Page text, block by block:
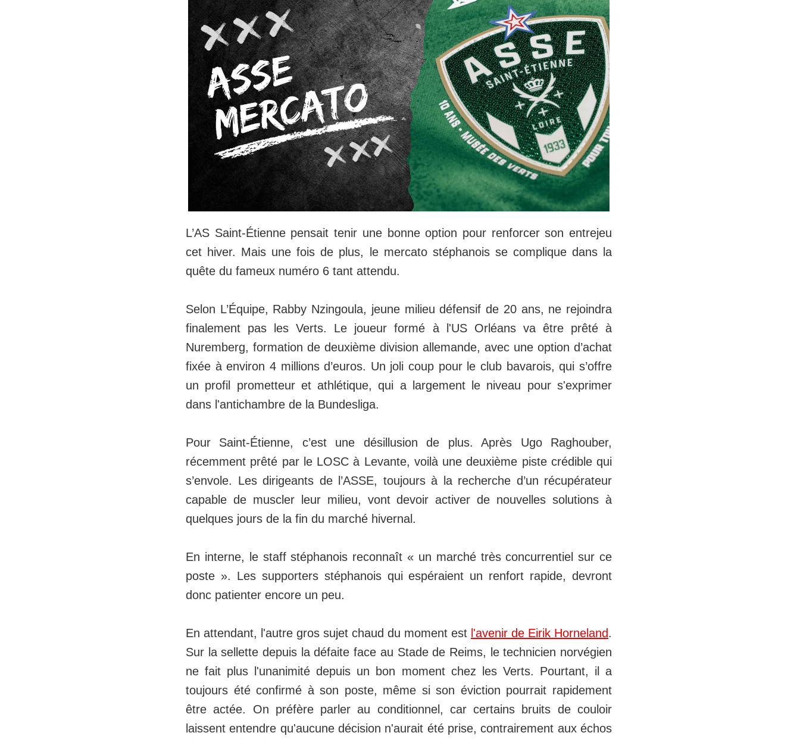
L’AS Saint‑Étienne pensait tenir une bonne option pour renforcer son entrejeu
cet hiver. Mais une fois de plus, le mercato stéphanois se complique dans la
quête du fameux numéro 6 tant attendu.
Selon L’Équipe, Rabby Nzingoula, jeune milieu défensif de 20 ans, ne rejoindra
finalement pas les Verts. Le joueur formé à l'US Orléans va être prêté à
Nuremberg, formation de deuxième division allemande, avec une option d’achat
fixée à environ 4 millions d’euros. Un joli coup pour le club bavarois, qui s’offre
un profil prometteur et athlétique, qui a largement le niveau pour s'exprimer
dans l'antichambre de la Bundesliga.
Pour Saint‑Étienne, c’est une désillusion de plus. Après Ugo Raghouber,
récemment prêté par le LOSC à Levante, voilà une deuxième piste crédible qui
s’envole. Les dirigeants de l’ASSE, toujours à la recherche d’un récupérateur
capable de muscler leur milieu, vont devoir activer de nouvelles solutions à
quelques jours de la fin du marché hivernal.
En interne, le staff stéphanois reconnaît « un marché très concurrentiel sur ce
poste ». Les supporters stéphanois qui espéraient un renfort rapide, devront
donc patienter encore un peu.
En attendant, l'autre gros sujet chaud du moment est l'avenir de Eirik Horneland.
Sur la sellette depuis la défaite face au Stade de Reims, le technicien norvégien
ne fait plus l'unanimité depuis un bon moment chez les Verts. Pourtant, il a
toujours été confirmé à son poste, même si son éviction pourrait rapidement
être actée. On préfère parler au conditionnel, car certains bruits de couloir
laissent entendre qu'aucune décision n'aurait été prise, contrairement aux échos